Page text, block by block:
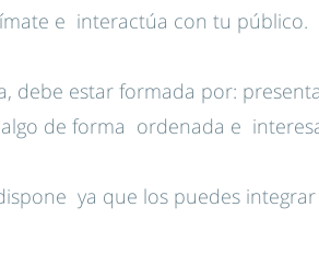
e interactúa con tu público.
debe estar formada por:
de forma ordenada e
ya que los puedes